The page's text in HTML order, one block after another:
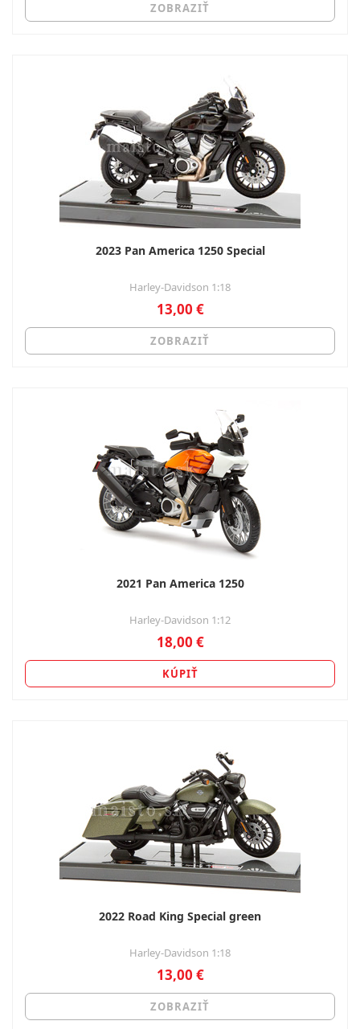
ZOBRAZIŤ
2023 Pan America 1250 Special
Harley-Davidson 1:18
13,00 €
ZOBRAZIŤ
2021 Pan America 1250
Harley-Davidson 1:12
18,00 €
KÚPIŤ
2022 Road King Special green
Harley-Davidson 1:18
13,00 €
ZOBRAZIŤ